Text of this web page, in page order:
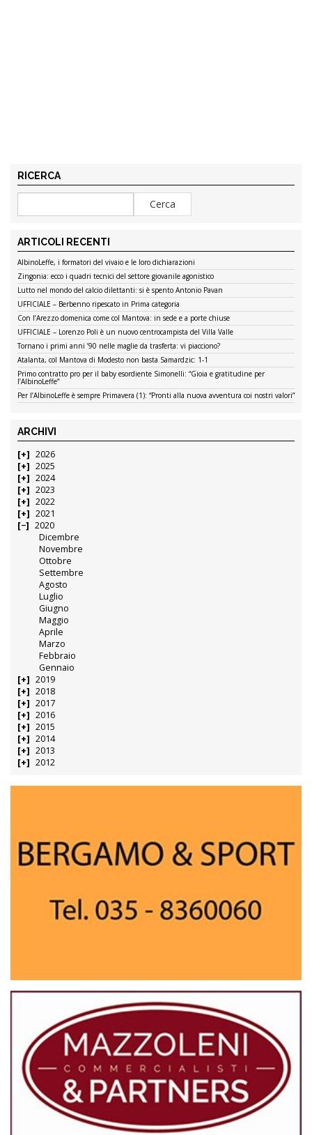
RICERCA
ARTICOLI RECENTI
AlbinoLeffe, i formatori del vivaio e le loro dichiarazioni
Zingonia: ecco i quadri tecnici del settore giovanile agonistico
Lutto nel mondo del calcio dilettanti: si è spento Antonio Pavan
UFFICIALE – Berbenno ripescato in Prima categoria
Con l’Arezzo domenica come col Mantova: in sede e a porte chiuse
UFFICIALE – Lorenzo Poli è un nuovo centrocampista del Villa Valle
Tornano i primi anni ’90 nelle maglie da trasferta: vi piacciono?
Atalanta, col Mantova di Modesto non basta Samardzic: 1-1
Primo contratto pro per il baby esordiente Simonelli: “Gioia e gratitudine per
l’AlbinoLeffe”
Per l’AlbinoLeffe è sempre Primavera (1): “Pronti alla nuova avventura coi nostri valori”
ARCHIVI
2026
2025
2024
2023
2022
2021
2020
Dicembre
Novembre
Ottobre
Settembre
Agosto
Luglio
Giugno
Maggio
Aprile
Marzo
Febbraio
Gennaio
2019
2018
2017
2016
2015
2014
2013
2012